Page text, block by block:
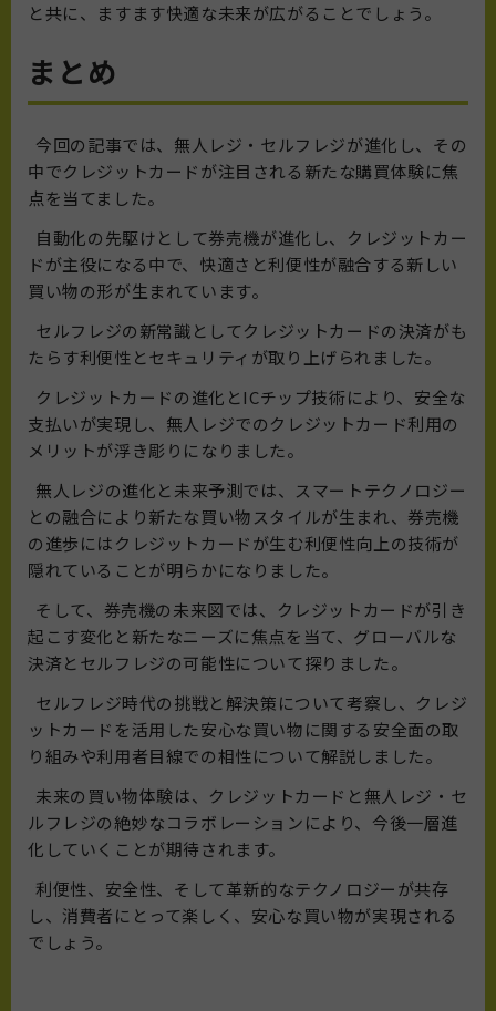
と共に、ますます快適な未来が広がることでしょう。
まとめ
今回の記事では、無人レジ・セルフレジが進化し、その
中でクレジットカードが注目される新たな購買体験に焦
点を当てました。
自動化の先駆けとして券売機が進化し、クレジットカー
ドが主役になる中で、快適さと利便性が融合する新しい
買い物の形が生まれています。
セルフレジの新常識としてクレジットカードの決済がも
たらす利便性とセキュリティが取り上げられました。
クレジットカードの進化とICチップ技術により、安全な
支払いが実現し、無人レジでのクレジットカード利用の
メリットが浮き彫りになりました。
無人レジの進化と未来予測では、スマートテクノロジー
との融合により新たな買い物スタイルが生まれ、券売機
の進歩にはクレジットカードが生む利便性向上の技術が
隠れていることが明らかになりました。
そして、券売機の未来図では、クレジットカードが引き
起こす変化と新たなニーズに焦点を当て、グローバルな
決済とセルフレジの可能性について探りました。
セルフレジ時代の挑戦と解決策について考察し、クレジ
ットカードを活用した安心な買い物に関する安全面の取
り組みや利用者目線での相性について解説しました。
未来の買い物体験は、クレジットカードと無人レジ・セ
ルフレジの絶妙なコラボレーションにより、今後一層進
化していくことが期待されます。
利便性、安全性、そして革新的なテクノロジーが共存
し、消費者にとって楽しく、安心な買い物が実現される
でしょう。